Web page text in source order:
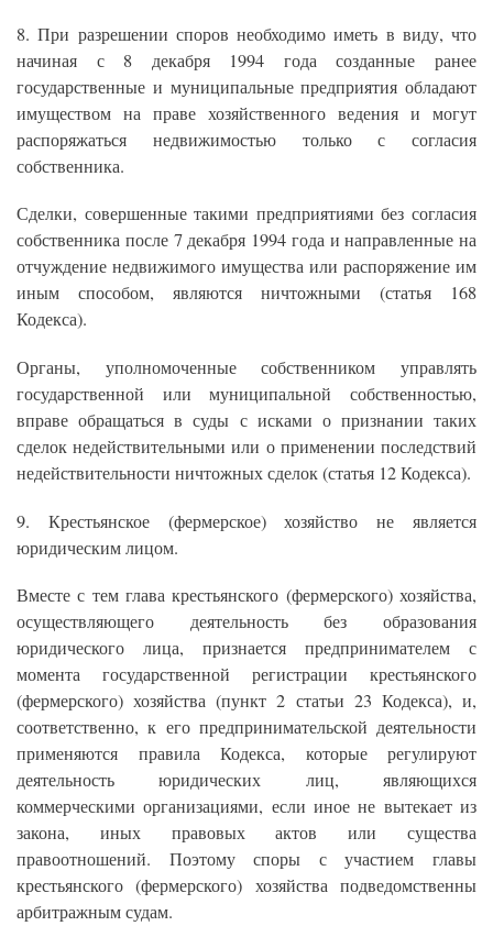
8. При разрешении споров необходимо иметь в виду, что
начиная с 8 декабря 1994 года созданные ранее
государственные и муниципальные предприятия обладают
имуществом на праве хозяйственного ведения и могут
распоряжаться недвижимостью только с согласия
собственника.
Сделки, совершенные такими предприятиями без согласия
собственника после 7 декабря 1994 года и направленные на
отчуждение недвижимого имущества или распоряжение им
иным способом, являются ничтожными (статья 168
Кодекса).
Органы, уполномоченные собственником управлять
государственной или муниципальной собственностью,
вправе обращаться в суды с исками о признании таких
сделок недействительными или о применении последствий
недействительности ничтожных сделок (статья 12 Кодекса).
9. Крестьянское (фермерское) хозяйство не является
юридическим лицом.
Вместе с тем глава крестьянского (фермерского) хозяйства,
осуществляющего деятельность без образования
юридического лица, признается предпринимателем с
момента государственной регистрации крестьянского
(фермерского) хозяйства (пункт 2 статьи 23 Кодекса), и,
соответственно, к его предпринимательской деятельности
применяются правила Кодекса, которые регулируют
деятельность юридических лиц, являющихся
коммерческими организациями, если иное не вытекает из
закона, иных правовых актов или существа
правоотношений. Поэтому споры с участием главы
крестьянского (фермерского) хозяйства подведомственны
арбитражным судам.